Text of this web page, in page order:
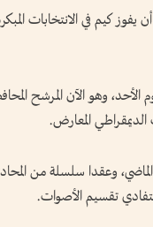
كيم في الانتخابات
وهو الآن المرشح
المعارض.
وعقدا سلسلة من
تقسيم الأصوات.